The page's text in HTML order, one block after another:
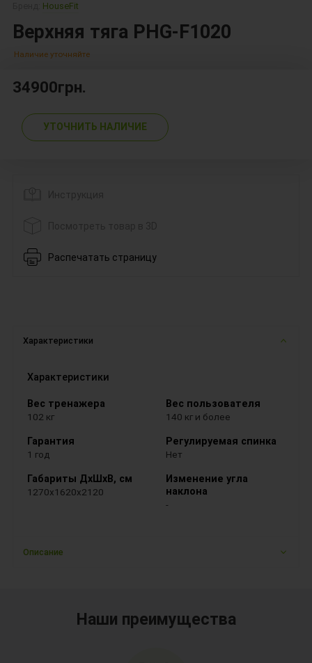
HouseFit
Верхняя тяга PHG-F1020
Наличие уточняйте
34900грн.
УТОЧНИТЬ НАЛИЧИЕ
Распечатать страницу
Характеристики
Характеристики
Вес тренажера
102 кг
Гарантия
1 год
Габариты ДхШхВ, см
1270x1620x2120
Вес пользователя
140 кг и более
Регулируемая спинка
Нет
Изменение угла
наклона
-
Описание
Наши преимущества